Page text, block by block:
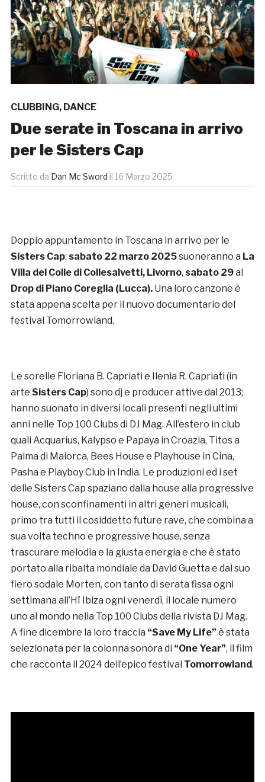
CLUBBING, DANCE
Due serate in Toscana in arrivo
per le Sisters Cap
Scritto da Dan Mc Sword il 16 Marzo 2025
Doppio appuntamento in Toscana in arrivo per le
Sisters Cap: sabato 22 marzo 2025suoneranno a La
Villa del Colledi Collesalvetti, Livorno, sabato 29al
Dropdi Piano Coreglia (Lucca). Una loro canzone è
stata appena scelta per il nuovo documentario del
festival Tomorrowland.
Le sorelle Floriana B. Capriati e Ilenia R. Capriati (in
arte Sisters Cap) sono dj e producer attive dal 2013;
hanno suonato in diversi locali presenti negli ultimi
anni nelle Top 100 Clubs di DJ Mag. All’estero in club
quali Acquarius, Kalypso e Papaya in Croazia, Titos a
Palma di Maiorca, Bees House e Playhouse in Cina,
Pasha e Playboy Club in India. Le produzioni ed i set
delle Sisters Cap spaziano dalla house alla progressive
house, con sconfinamenti in altri generi musicali,
primo tra tutti il cosiddetto future rave, che combina a
sua volta techno e progressive house, senza
trascurare melodia e la giusta energia e che è stato
portato alla ribalta mondiale da David Guetta e dal suo
fiero sodale Morten, con tanto di serata fissa ogni
settimana all’Hï Ibiza ogni venerdì, il locale numero
uno al mondo nella Top 100 Clubs della rivista DJ Mag.
A fine dicembre la loro traccia “Save My Life” è stata
selezionata per la colonna sonora di “One Year”, il film
che racconta il 2024 dell’epico festival Tomorrowland.